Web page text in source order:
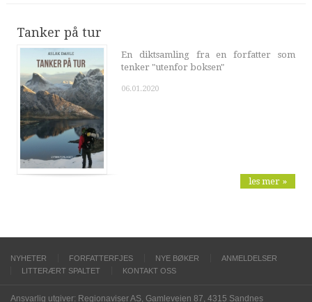
Tanker på tur
En diktsamling fra en forfatter som
tenker "utenfor boksen"
06.01.2020
les mer »
NYHETER FORFATTERFJES NYE BØKER
ANMELDELSER
LITTERÆRT SPALTET
KONTAKT OSS
Ansvarlig utgiver: Regionaviser AS, Gamleveien 87, 4315 Sandnes